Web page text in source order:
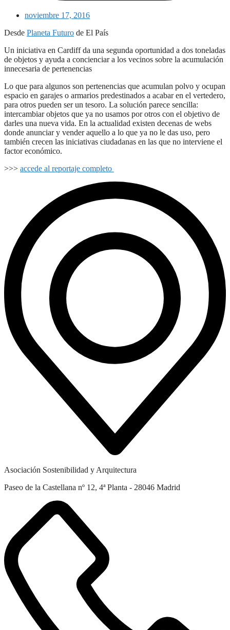
noviembre 17, 2016
Desde Planeta Futuro de El País
Un iniciativa en Cardiff da una segunda oportunidad a dos toneladas
de objetos y ayuda a concienciar a los vecinos sobre la acumulación
innecesaria de pertenencias
Lo que para algunos son pertenencias que acumulan polvo y ocupan
espacio en garajes o armarios predestinados a acabar en el vertedero,
para otros pueden ser un tesoro. La solución parece sencilla:
intercambiar objetos que ya no usamos por otros con el objetivo de
darles una nueva vida. En la actualidad existen decenas de webs
donde anunciar y vender aquello a lo que ya no le das uso, pero
también crecen las iniciativas ciudadanas en las que no interviene el
factor económico.
>>> accede al reportaje completo
Asociación Sostenibilidad y Arquitectura
Paseo de la Castellana nº 12, 4ª Planta - 28046 Madrid